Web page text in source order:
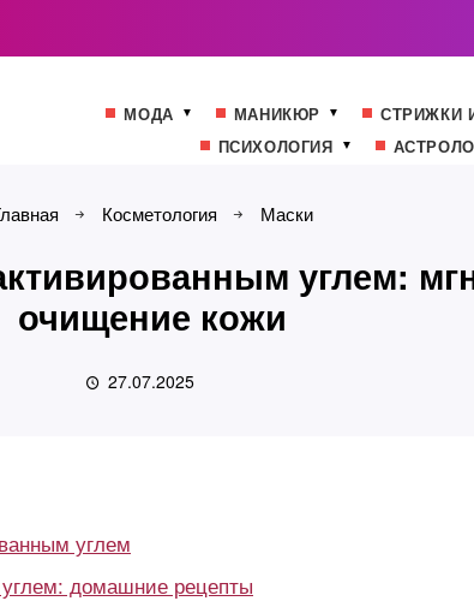
МОДА МАНИКЮР СТРИЖКИ
ПСИХОЛОГИЯ
Косметология Маски
углем:
очищение кожи
27.07.2025
углем
домашние рецепты